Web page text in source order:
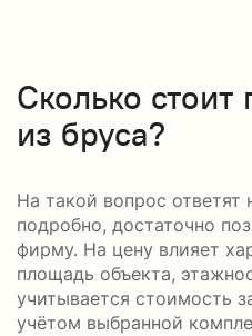
Сколько стоит
из бруса?
На такой вопрос ответят
подробно, достаточно
фирму. На цену влияет
площадь объекта,
учитывается стоимость
учётом выбранной